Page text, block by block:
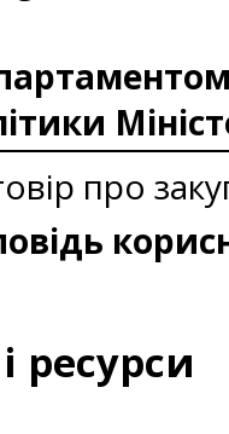
про
ресурси